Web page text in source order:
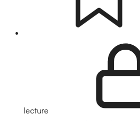
lecture